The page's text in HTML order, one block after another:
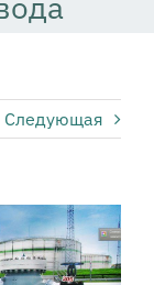
Следующая